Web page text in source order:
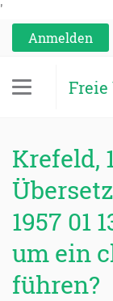
'
Anmelden
Krefeld,
1957 01
um ein
führen?